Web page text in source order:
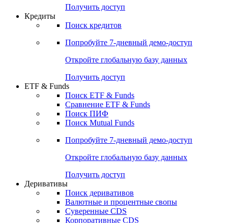
Получить доступ
Кредиты
Поиск кредитов
Попробуйте 7-дневный демо-доступ
Откройте глобальную базу данных
Получить доступ
ETF & Funds
Поиск ETF & Funds
Сравнение ETF & Funds
Поиск ПИФ
Поиск Mutual Funds
Попробуйте 7-дневный демо-доступ
Откройте глобальную базу данных
Получить доступ
Деривативы
Поиск деривативов
Валютные и процентные свопы
Суверенные CDS
Корпоративные CDS